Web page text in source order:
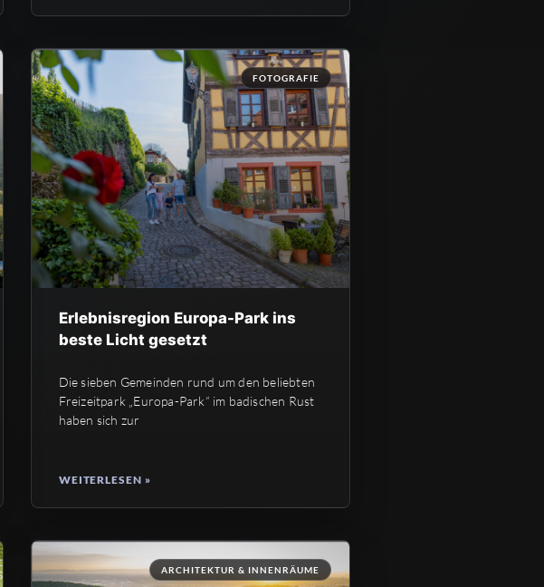
FOTOGRAFIE
Erlebnisregion Europa-Park ins
beste Licht gesetzt
Die sieben Gemeinden rund um den beliebten
Freizeitpark „Europa-Park“ im badischen Rust
haben sich zur
WEITERLESEN »
ARCHITEKTUR & INNENRÄUME